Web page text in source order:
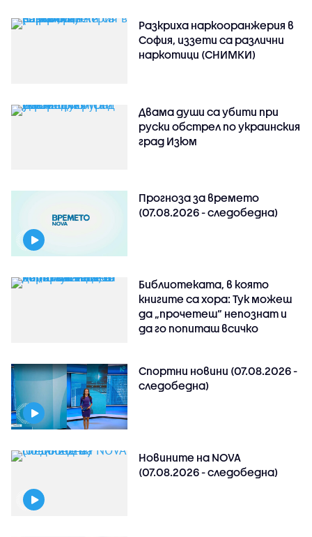
Разкриха наркооранжерия в
София, иззети са различни
наркотици (СНИМКИ)
Двама души са убити при
руски обстрeл по украинския
град Изюм
Прогноза за времето
(07.08.2026 - следобедна)
Библиотеката, в която
книгите са хора: Тук можеш
да „прочетеш“ непознат и
да го попиташ всичко
Спортни новини (07.08.2026 -
следобедна)
Новините на NOVA
(07.08.2026 - следобедна)